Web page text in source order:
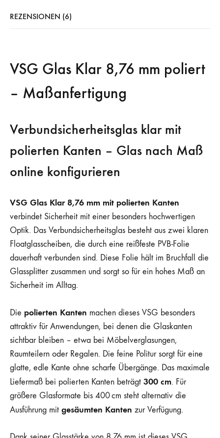
REZENSIONEN (6)
VSG Glas Klar 8,76 mm poliert
– Maßanfertigung
Verbundsicherheitsglas klar mit
polierten Kanten – Glas nach Maß
online konfigurieren
VSG Glas Klar 8,76 mm mit polierten Kanten
verbindet Sicherheit mit einer besonders hochwertigen
Optik. Das Verbundsicherheitsglas besteht aus zwei klaren
Floatglasscheiben, die durch eine reißfeste PVB-Folie
dauerhaft verbunden sind. Diese Folie hält im Bruchfall die
Glassplitter zusammen und sorgt so für ein hohes Maß an
Sicherheit im Alltag.
Die polierten Kanten machen dieses VSG besonders
attraktiv für Anwendungen, bei denen die Glaskanten
sichtbar bleiben – etwa bei Möbelverglasungen,
Raumteilern oder Regalen. Die feine Politur sorgt für eine
glatte, edle Kante ohne scharfe Übergänge. Das maximale
Liefermaß bei polierten Kanten beträgt 300 cm. Für
größere Glasformate bis 400 cm steht alternativ die
Ausführung mit gesäumten Kanten zur Verfügung.